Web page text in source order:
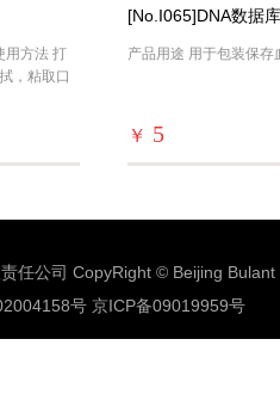
用方法 打
，粘取口
[No.I065]DNA数据
产品用途 用于包装保存
￥ 5
任公司 CopyRight © Beijing Bulant
号 京ICP备09019959号